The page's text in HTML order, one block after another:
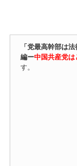
「党最高幹部は
編ー中国共産党
す。